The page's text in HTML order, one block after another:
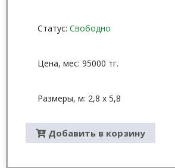
Статус: Свободно
Цена, мес: 95000 тг.
Размеры, м: 2,8 х 5,8
Добавить в корзину